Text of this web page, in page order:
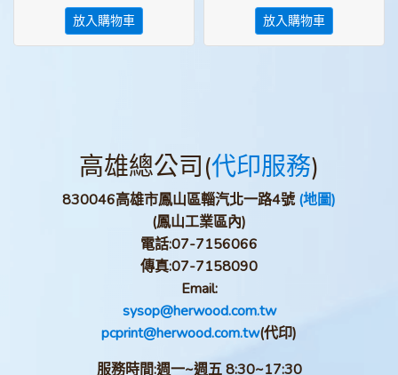
放入購物車 放入購物車
高雄總公司(代印服務)
830046高雄市鳳山區輜汽北一路4號(地圖)
(鳳山工業區內)
電話:07-7156066
傳真:07-7158090
Email:
sysop@herwood.com.tw
pcprint@herwood.com.tw(代印)
服務時間:週一~週五 8:30~17:30